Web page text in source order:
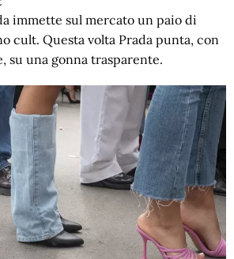
immette sul mercato un paio di
cult. Questa volta Prada punta, con
su una gonna trasparente.